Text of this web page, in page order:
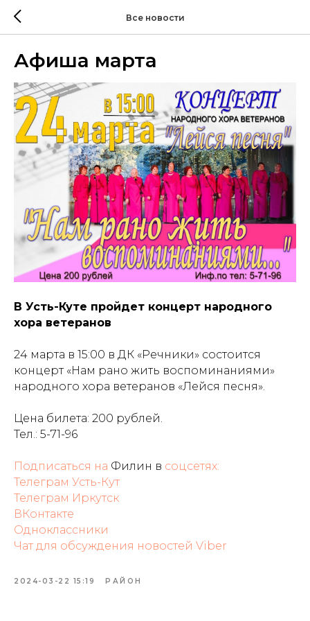
Все новости
Афиша марта
В Усть-Куте пройдет концерт народного
хора ветеранов
24 марта в 15:00 в ДК «Речники» состоится
концерт «Нам рано жить воспоминаниями»
народного хора ветеранов «Лейся песня».
Цена билета: 200 рублей.
Тел.: 5-71-96
Подписаться на Филин в соцсетях:
Телеграм Усть-Кут
Телеграм Иркутск
ВКонтакте
Одноклассники
Чат для обсуждения новостей Viber
2024-03-22 15:19 РАЙОН